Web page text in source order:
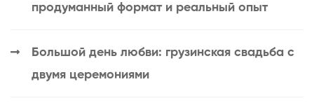
продуманный формат и реальный опыт
Большой день любви: грузинская свадьба с
двумя церемониями